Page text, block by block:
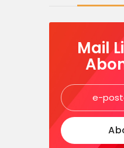
Mail